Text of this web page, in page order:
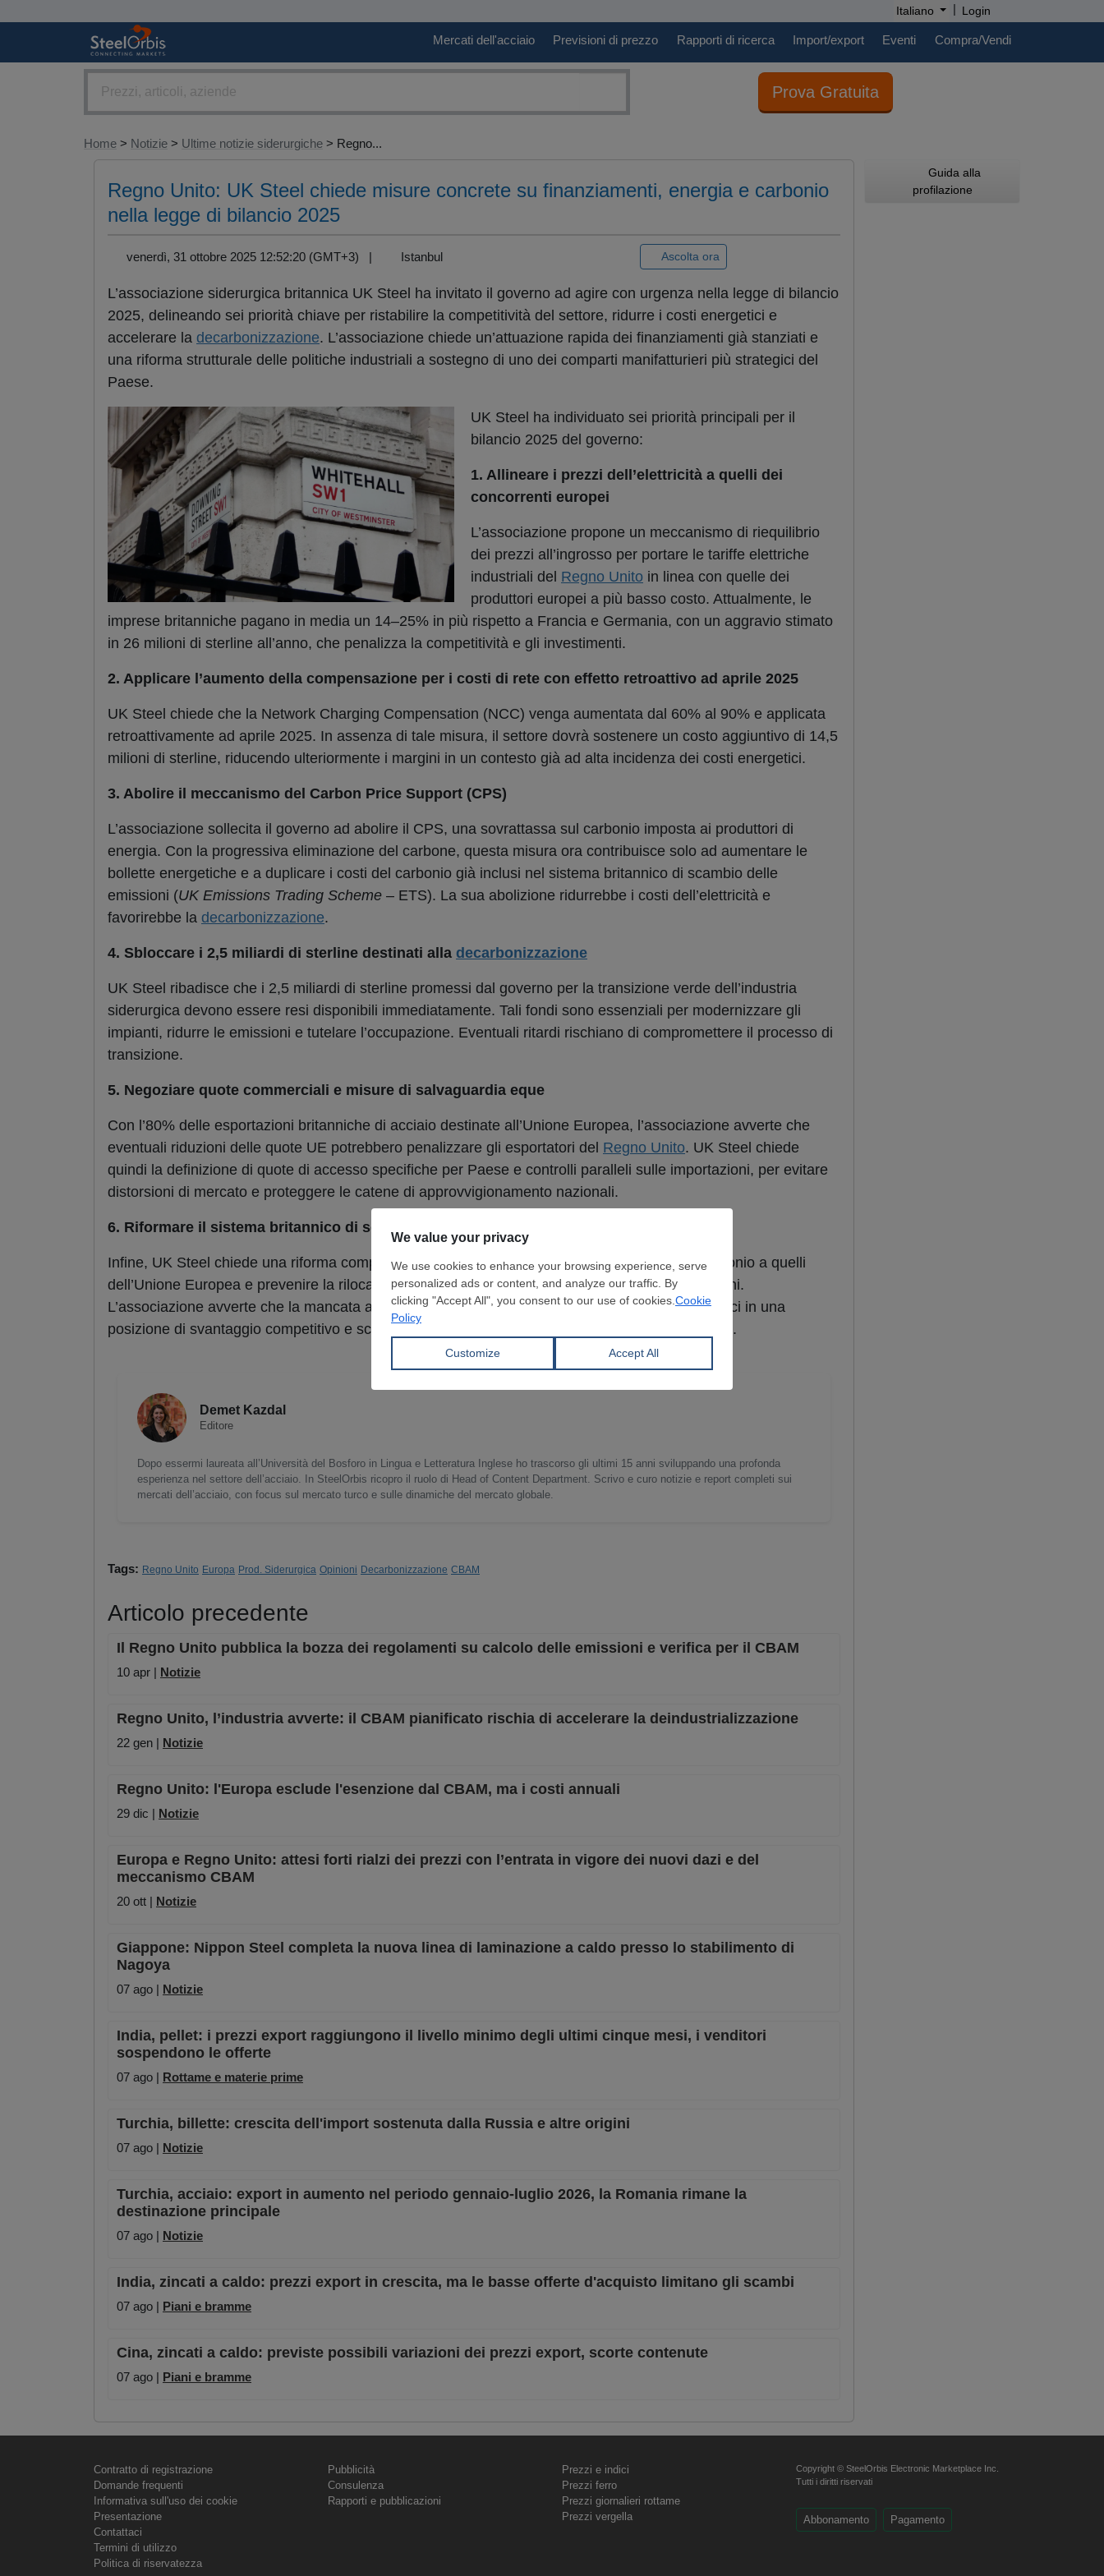
Italiano | Login
Mercati dell'acciaio Previsioni di prezzo Rapporti di ricerca Import/export Eventi Compra/Vendi
Prova Gratuita
Home > Notizie > Ultime notizie siderurgiche > Regno...
Regno Unito: UK Steel chiede misure concrete su finanziamenti, energia e carbonio
nella legge di bilancio 2025
venerdì, 31 ottobre 2025 12:52:20 (GMT+3) | Istanbul Ascolta ora
L’associazione siderurgica britannica UK Steel ha invitato il governo ad agire con urgenza nella legge di bilancio
2025, delineando sei priorità chiave per ristabilire la competitività del settore, ridurre i costi energetici e
accelerare la decarbonizzazione. L’associazione chiede un’attuazione rapida dei finanziamenti già stanziati e
una riforma strutturale delle politiche industriali a sostegno di uno dei comparti manifatturieri più strategici del
Paese.
UK Steel ha individuato sei priorità principali per il
bilancio 2025 del governo:
1. Allineare i prezzi dell’elettricità a quelli dei
concorrenti europei
L’associazione propone un meccanismo di riequilibrio
dei prezzi all’ingrosso per portare le tariffe elettriche
industriali del Regno Unito in linea con quelle dei
produttori europei a più basso costo. Attualmente, le
imprese britanniche pagano in media un 14–25% in più rispetto a Francia e Germania, con un aggravio stimato
in 26 milioni di sterline all’anno, che penalizza la competitività e gli investimenti.
2. Applicare l’aumento della compensazione per i costi di rete con effetto retroattivo ad aprile 2025
UK Steel chiede che la Network Charging Compensation (NCC) venga aumentata dal 60% al 90% e applicata
retroattivamente ad aprile 2025. In assenza di tale misura, il settore dovrà sostenere un costo aggiuntivo di 14,5
milioni di sterline, riducendo ulteriormente i margini in un contesto già ad alta incidenza dei costi energetici.
3. Abolire il meccanismo del Carbon Price Support (CPS)
L’associazione sollecita il governo ad abolire il CPS, una sovrattassa sul carbonio imposta ai produttori di
energia. Con la progressiva eliminazione del carbone, questa misura ora contribuisce solo ad aumentare le
bollette energetiche e a duplicare i costi del carbonio già inclusi nel sistema britannico di scambio delle
emissioni (UK Emissions Trading Scheme – ETS). La sua abolizione ridurrebbe i costi dell’elettricità e
favorirebbe la decarbonizzazione.
4. Sbloccare i 2,5 miliardi di sterline destinati alla decarbonizzazione
UK Steel ribadisce che i 2,5 miliardi di sterline promessi dal governo per la transizione verde dell’industria
siderurgica devono essere resi disponibili immediatamente. Tali fondi sono essenziali per modernizzare gli
impianti, ridurre le emissioni e tutelare l’occupazione. Eventuali ritardi rischiano di compromettere il processo di
transizione.
5. Negoziare quote commerciali e misure di salvaguardia eque
Con l’80% delle esportazioni britanniche di acciaio destinate all’Unione Europea, l’associazione avverte che
eventuali riduzioni delle quote UE potrebbero penalizzare gli esportatori del Regno Unito. UK Steel chiede
quindi la definizione di quote di accesso specifiche per Paese e controlli paralleli sulle importazioni, per evitare
distorsioni di mercato e proteggere le catene di approvvigionamento nazionali.
6. Riformare il sistema britannico di scambio delle emissioni (UK ETS)
Infine, UK Steel chiede una riforma complessiva del sistema ETS per allineare i prezzi del carbonio a quelli
dell’Unione Europea e prevenire la rilocalizzazione della produzione ad alta intensità di emissioni.
L’associazione avverte che la mancata armonizzazione potrebbe mettere gli esportatori britannici in una
posizione di svantaggio competitivo e scoraggiare gli investimenti a basse emissioni di carbonio.
Demet Kazdal
Editore
Dopo essermi laureata all’Università del Bosforo in Lingua e Letteratura Inglese ho trascorso gli ultimi 15 anni sviluppando una profonda
esperienza nel settore dell’acciaio. In SteelOrbis ricopro il ruolo di Head of Content Department. Scrivo e curo notizie e report completi sui
mercati dell’acciaio, con focus sul mercato turco e sulle dinamiche del mercato globale.
Tags: Regno Unito Europa Prod. Siderurgica Opinioni Decarbonizzazione CBAM
Articolo precedente
Il Regno Unito pubblica la bozza dei regolamenti su calcolo delle emissioni e verifica per il CBAM
10 apr | Notizie
Regno Unito, l’industria avverte: il CBAM pianificato rischia di accelerare la deindustrializzazione
22 gen | Notizie
Regno Unito: l'Europa esclude l'esenzione dal CBAM, ma i costi annuali
29 dic | Notizie
Europa e Regno Unito: attesi forti rialzi dei prezzi con l’entrata in vigore dei nuovi dazi e del
meccanismo CBAM
20 ott | Notizie
Giappone: Nippon Steel completa la nuova linea di laminazione a caldo presso lo stabilimento di
Nagoya
07 ago | Notizie
India, pellet: i prezzi export raggiungono il livello minimo degli ultimi cinque mesi, i venditori
sospendono le offerte
07 ago | Rottame e materie prime
Turchia, billette: crescita dell'import sostenuta dalla Russia e altre origini
07 ago | Notizie
Turchia, acciaio: export in aumento nel periodo gennaio-luglio 2026, la Romania rimane la
destinazione principale
07 ago | Notizie
India, zincati a caldo: prezzi export in crescita, ma le basse offerte d'acquisto limitano gli scambi
07 ago | Piani e bramme
Cina, zincati a caldo: previste possibili variazioni dei prezzi export, scorte contenute
07 ago | Piani e bramme
Guida alla
profilazione
Contratto di registrazione
Domande frequenti
Informativa sull'uso dei cookie
Presentazione
Contattaci
Termini di utilizzo
Politica di riservatezza
Pubblicità
Consulenza
Rapporti e pubblicazioni
Prezzi e indici
Prezzi ferro
Prezzi giornalieri rottame
Prezzi vergella
Copyright © SteelOrbis Electronic Marketplace Inc.
Tutti i diritti riservati
Abbonamento Pagamento